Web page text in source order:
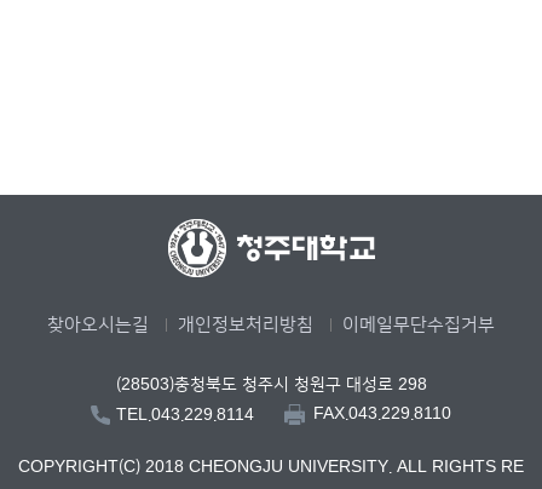
찾아오시는길 개인정보처리방침 이메일무단수집거부
(28503)충청북도 청주시 청원구 대성로 298
TEL.043.229.8114
FAX.043.229.8110
COPYRIGHT(C) 2018 CHEONGJU UNIVERSITY. ALL RIGHTS RE